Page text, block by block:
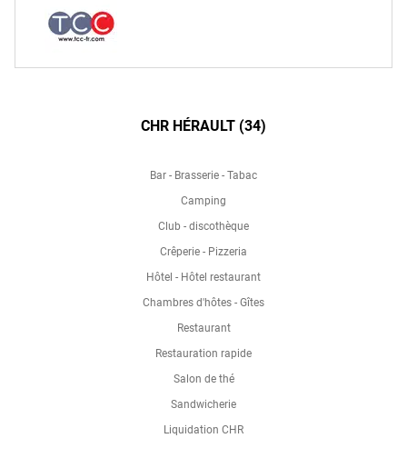
CHR HÉRAULT (34)
Bar - Brasserie - Tabac
Camping
Club - discothèque
Crêperie - Pizzeria
Hôtel - Hôtel restaurant
Chambres d'hôtes - Gîtes
Restaurant
Restauration rapide
Salon de thé
Sandwicherie
Liquidation CHR